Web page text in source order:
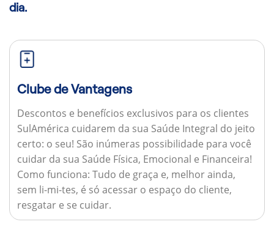
dia.
Clube de Vantagens
Descontos e benefícios exclusivos para os clientes
SulAmérica cuidarem da sua Saúde Integral do jeito
certo: o seu! São inúmeras possibilidade para você
cuidar da sua Saúde Física, Emocional e Financeira!
Como funciona: Tudo de graça e, melhor ainda,
sem li-mi-tes, é só acessar o espaço do cliente,
resgatar e se cuidar.